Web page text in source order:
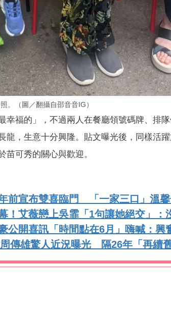
。（圖／翻攝自邵音音IG）
幸福的」，不過兩人在餐廳領號碼牌、排
龍，生意十分興隆。貼文曝光後，同樣活
苗可秀的關心與歡迎。
前宣布雙喜臨門 「一家三口」溫
！艾薇戀上吳霏「1句讓她絕交」：
公開喜訊「時間點在6月」嗨喊：興
傳雄驚人近況曝光 隔26年「再續舊